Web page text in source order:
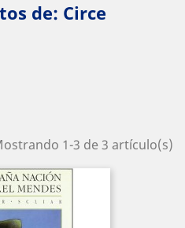
de: Circe
1-3 de 3 artículo(s)